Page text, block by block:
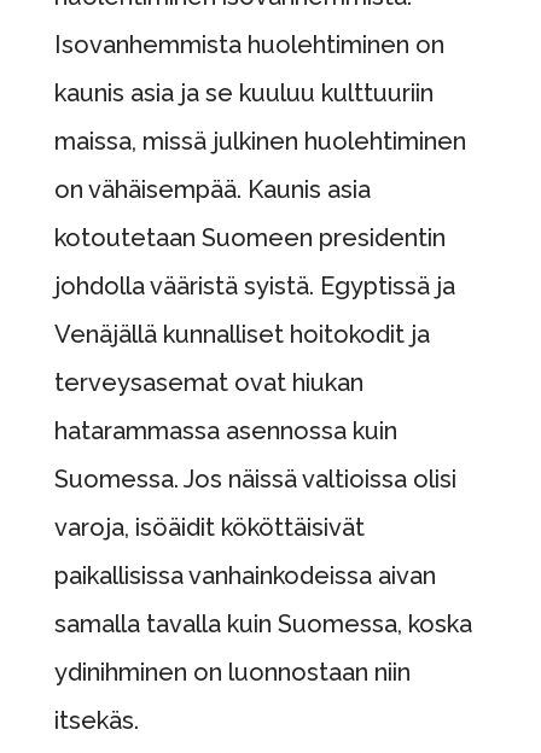
Isovanhemmista huolehtiminen on
kaunis asia ja se kuuluu kulttuuriin
maissa, missä julkinen huolehtiminen
on vähäisempää. Kaunis asia
kotoutetaan Suomeen presidentin
johdolla vääristä syistä. Egyptissä ja
Venäjällä kunnalliset hoitokodit ja
terveysasemat ovat hiukan
hatarammassa asennossa kuin
Suomessa. Jos näissä valtioissa olisi
varoja, isöäidit kököttäisivät
paikallisissa vanhainkodeissa aivan
samalla tavalla kuin Suomessa, koska
ydinihminen on luonnostaan niin
itsekäs.